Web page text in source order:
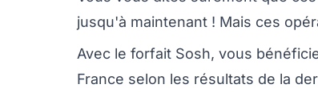
jusqu'à maintenant ! Mais ces
Avec le forfait Sosh, vous
France selon les résultats de la